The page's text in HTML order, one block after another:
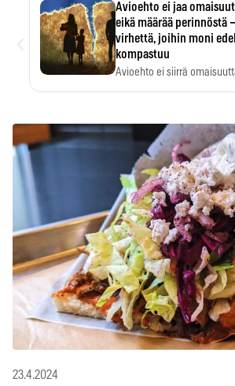
Avioehto ei jaa
eikä määrää perinnöstä
virhettä, joihin moni
kompastuu
Avioehto ei siirrä
23.4.2024